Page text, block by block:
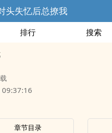
头失忆后总撩我
排行 搜索
章节目录